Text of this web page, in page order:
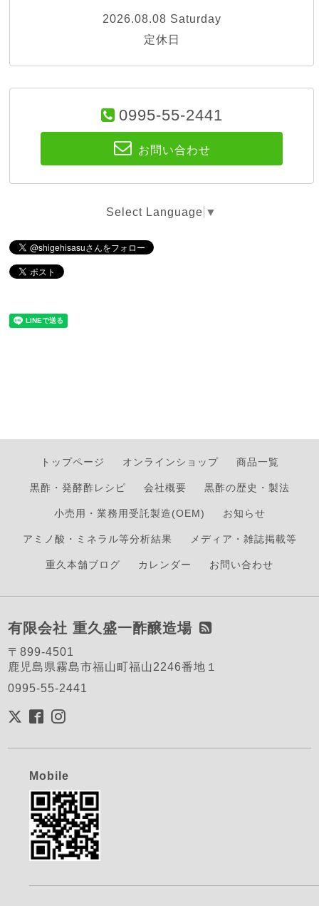
2026.08.08 Saturday
定休日
0995-55-2441
お問い合わせ
Select Language ▼
トップページ オンラインショップ 商品一覧
黒酢・発酵酢レシピ 会社概要 黒酢の歴史・製法
小売用・業務用受託製造(OEM) お知らせ
アミノ酸・ミネラル等分析結果 メディア・雑誌掲載等
重久本舗ブログ カレンダー お問い合わせ
有限会社 重久盛一酢醸造場
〒899-4501
鹿児島県霧島市福山町福山2246番地１
0995-55-2441
Mobile